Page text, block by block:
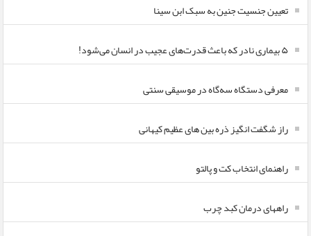
تعیین جنسیت جنین به سبک ابن سینا
۵ بیماری نادر که باعث قدرت‌های عجیب در انسان می‌شود!
معرفی دستگاه سه‌گاه در موسیقی سنتی
راز شگفت انگیز ذره بین های عظیم کیهانی
راهنمای انتخاب کت و پالتو
راههای درمان کبد چرب